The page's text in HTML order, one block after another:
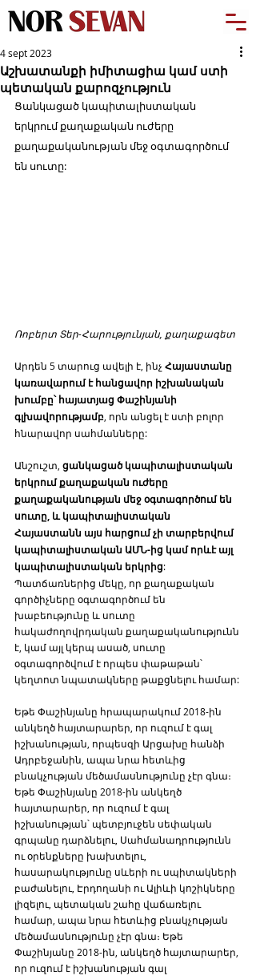
Աշխատանքի իմիտացիա կամ ստի
պետական քարոզչություն
4 sept 2023
Ցանկացած կապիտալիստական
երկրում քաղաքական ուժերը
քաղաքականության մեջ օգտագործում
են սուտը:
Ռոբերտ Տեր-Հարությունյան, քաղաքագետ
Արդեն 5 տարուց ավելի է, ինչ Հայաստանը
կառավարում է հանցավոր իշխանական
խումբը՝ հայատյաց Փաշինյանի
գլխավորությամբ , որն անցել է ստի բոլոր
հնարավոր սահմանները:
Անշուշտ, ցանկացած կապիտալիստական
երկրում քաղաքական ուժերը
քաղաքականության մեջ օգտագործում են
սուտը, և կապիտալիստական
Հայաստանն այս հարցում չի տարբերվում
կապիտալիստական ԱՄՆ-ից կամ որևէ այլ
կապիտալիստական երկրից:
Պատճառներից մեկը, որ քաղաքական
գործիչները օգտագործում են
խաբեությունը և սուտը
հակաժողովրդական քաղաքականությունն
է, կամ այլ կերպ ասած, սուտը
օգտագործվում է որպես փաթաթան՝
կեղտոտ նպատակները թաքցնելու համար:
Եթե Փաշինյանը հրապարակում 2018-ին
անկեղծ հայտարարեր, որ ուզում է գալ
իշխանության, որպեսզի Արցախը հանձի
Ադրբեջանին, ապա նրա հետևից
բնակչության մեծամասնությունը չէր գնա։
Եթե Փաշինյանը 2018-ին անկեղծ
հայտարարեր, որ ուզում է գալ
իշխանության՝ պետբյուջեն սեփական
գրպանը դարձնելու, Սահմանադրությունն
ու օրենքները խախտելու,
հասարակությունը սևերի ու սպիտակների
բաժանելու, Էրդողանի ու Ալիևի կոշիկները
լիզելու, պետական շահը վաճառելու
համար, ապա նրա հետևից բնակչության
մեծամասնությունը չէր գնա։ Եթե
Փաշինյանը 2018-ին, անկեղծ հայտարարեր,
որ ուզում է իշխանության գալ